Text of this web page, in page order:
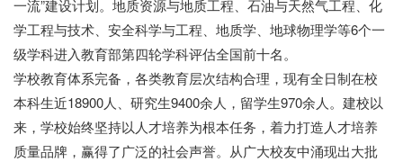
一流”建设计划。地质资源与地质工程、石油与天然气工程、化
学工程与技术、安全科学与工程、地质学、地球物理学等6个一
级学科进入教育部第四轮学科评估全国前十名。
学校教育体系完备，各类教育层次结构合理，现有全日制在校
本科生近18900人、研究生9400余人，留学生970余人。建校以
来，学校始终坚持以人才培养为根本任务，着力打造人才培养
质量品牌，赢得了广泛的社会声誉。从广大校友中涌现出大批